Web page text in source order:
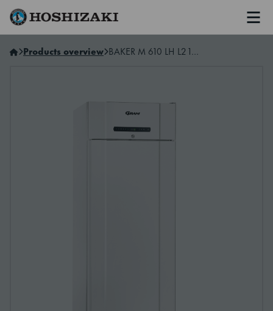
Hoshizaki Sweden
Products overview BAKER M 610 LH L2 10B